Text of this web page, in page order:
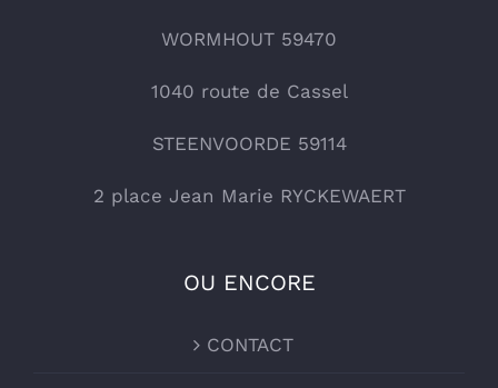
WORMHOUT 59470
1040 route de Cassel
STEENVOORDE 59114
2 place Jean Marie RYCKEWAERT
OU ENCORE
CONTACT